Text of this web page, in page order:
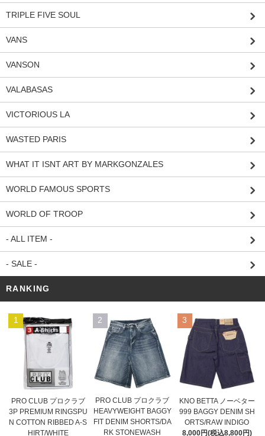
TRIPLE FIVE SOUL
VANS
VANSON
VALABASAS
VICTORIOUS LA
WASTED PARIS
WHAT IT ISNT ART BY MARKGONZALES
WORLD FAMOUS SPORTS
WORLD OF TROOP
- ALL ITEM -
- SALE -
RANKING
1
PRO CLUB プロクラブ
3P PREMIUM RINGSPU
N COTTON RIBBED A-S
HIRT/WHITE
2
PRO CLUB プロクラブ
HEAVYWEIGHT BAGGY
FIT DENIM SHORTS/DA
RK STONEWASH
3
KNO BETTA ノーベター
999 BAGGY DENIM SH
ORTS/RAW INDIGO
8,000円(税込8,800円)